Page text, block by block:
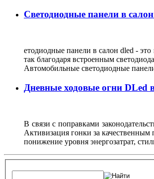
Светодиодные панели в
етодиодные панели в салон dled -
так благодаря встроенным
Автомобильные светодиодные
Дневные ходовые огни DLed
В связи с поправками
Активизация гонки за качественным
понижение уровня энергозатрат,